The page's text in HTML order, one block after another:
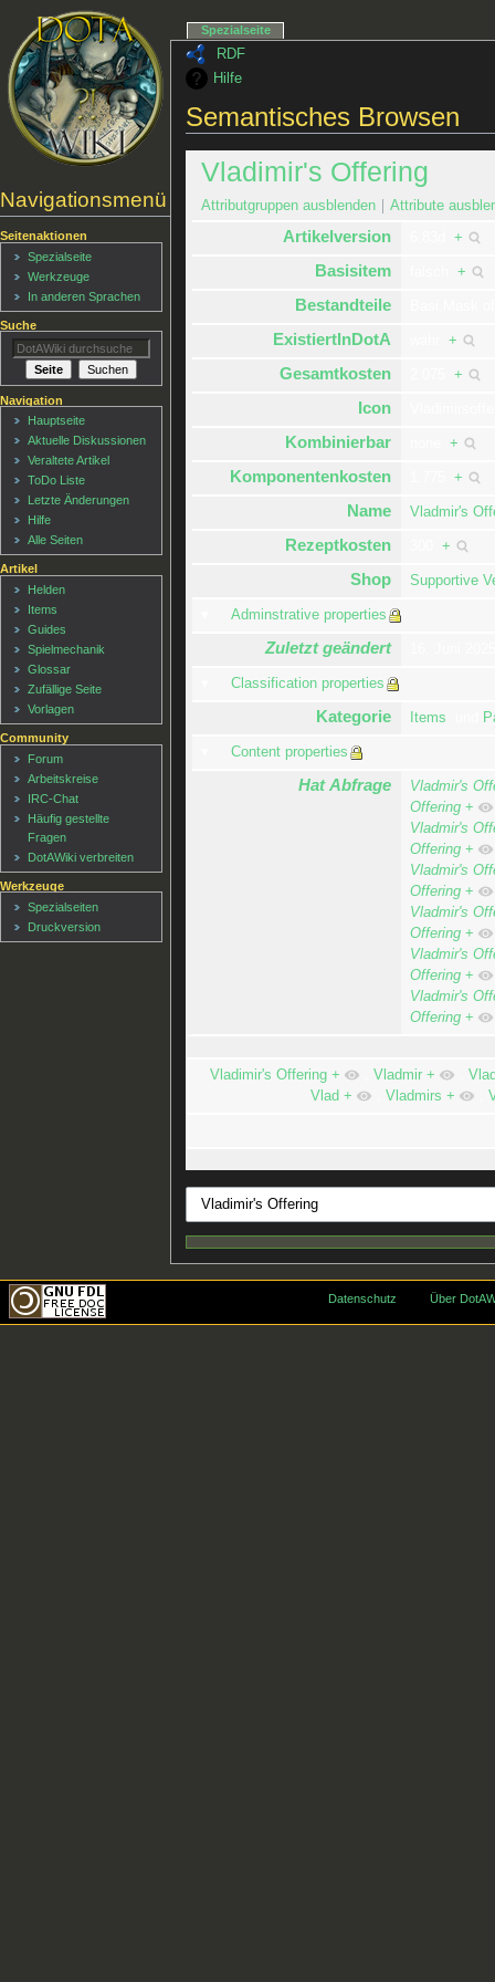
RDF
Hilfe
Semantisches Browsen
Vladimir's Offering
Attributgruppen ausblenden Attribute
Artikelversion +
Basisitem +
Bestandteile
ExistiertInDotA +
Gesamtkosten +
Icon
Kombinierbar +
Komponentenkosten +
Name Vladmir's
Rezeptkosten +
Shop Supportive
Adminstrative properties
Zuletzt geändert
Classification properties
Kategorie Items
Content properties
Hat Abfrage
Vladmir's
Offering +
Vladmir's
Offering +
Vladmir's
Offering +
Vladmir's
Offering +
Vladmir's
Offering +
Vladmir's
Offering +
Vladimir's Offering + Vladmir +
Vlad + Vladmirs +
Navigationsmenü
Spezialseite
Seitenaktionen
Spezialseite
Werkzeuge
In anderen Sprachen
Suche
Navigation
Hauptseite
Aktuelle Diskussionen
Veraltete Artikel
ToDo Liste
Letzte Änderungen
Hilfe
Alle Seiten
Artikel
Helden
Items
Guides
Spielmechanik
Glossar
Zufällige Seite
Vorlagen
Community
Forum
Arbeitskreise
IRC-Chat
Häufig gestellte
Fragen
DotAWiki verbreiten
Werkzeuge
Spezialseiten
Druckversion
Datenschutz Über